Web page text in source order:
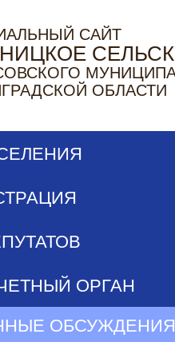
САЙТ
ОБЛАСТИ
ОРГАН